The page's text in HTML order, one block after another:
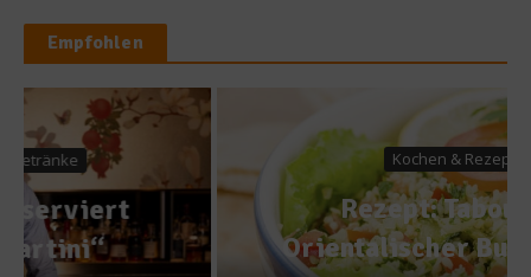
Empfohlen
Kochen & Rezepte
Rezept: Tabouleh –
Orientalischer Bulgur-Salat